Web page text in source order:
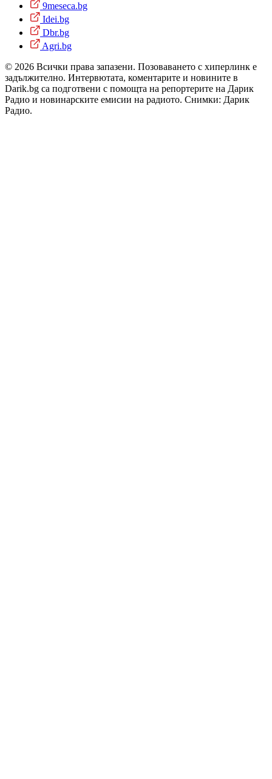
9meseca.bg
Idei.bg
Dbr.bg
Agri.bg
© 2026 Всички права запазени. Позоваването с хиперлинк е
задължително. Интервютата, коментарите и новините в
Darik.bg са подготвени с помощта на репортерите на Дарик
Радио и новинарските емисии на радиото. Снимки: Дарик
Радио.